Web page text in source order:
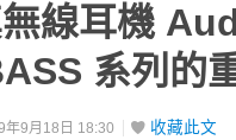
線耳機
系列的
年9月18日 18:30 收藏此文